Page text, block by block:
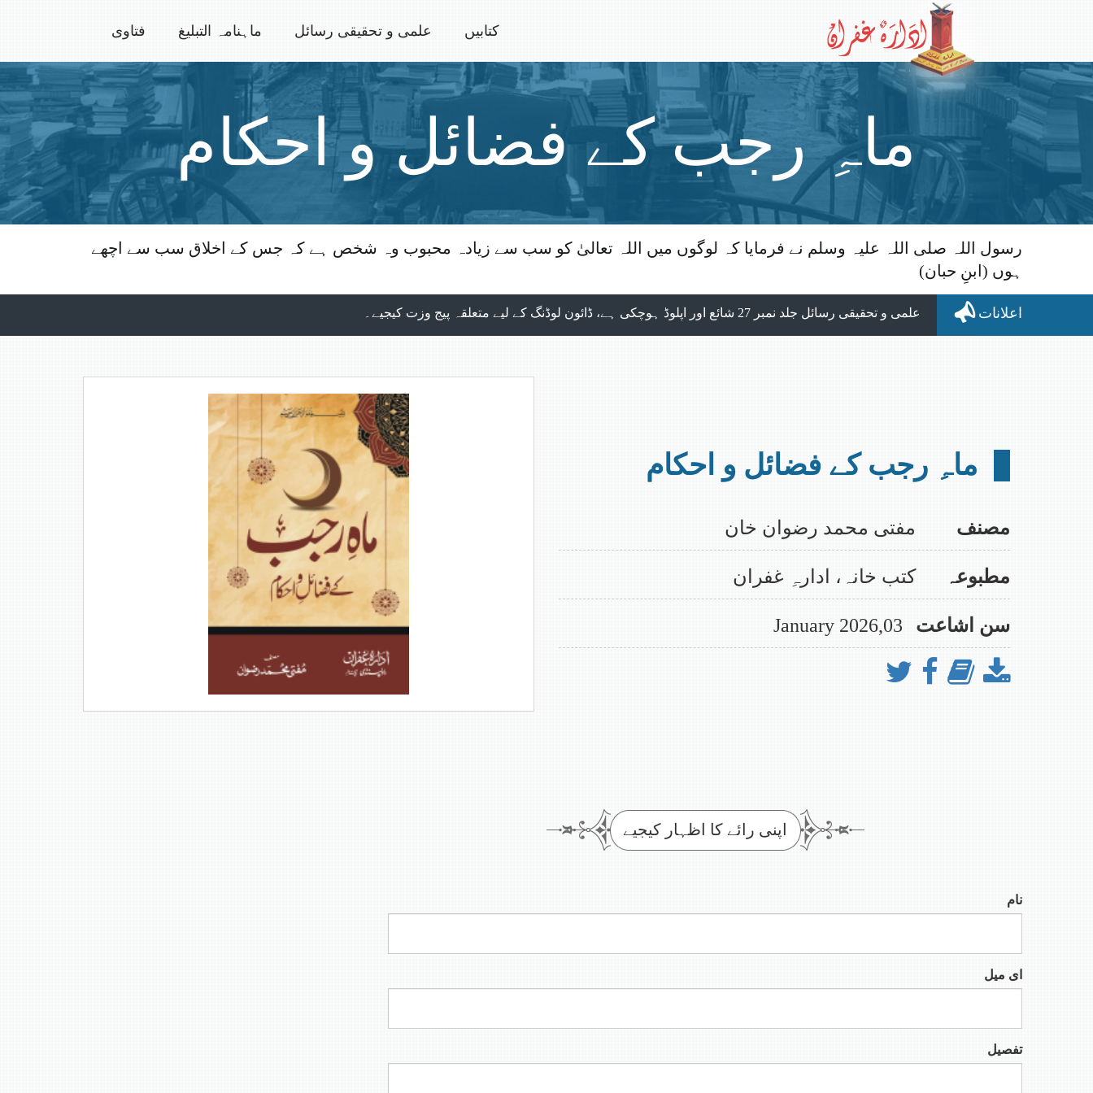
کتابیں علمی و تحقیقی رسائل ماہنامہ التبلیغ فتاوی
ماہِ رجب کے فضائل و احکام
رسول اللہ صلی اللہ علیہ وسلم نے فرمایا کہ لوگوں میں اللہ تعالیٰ کو سب سے زیادہ محبوب وہ شخص ہے کہ جس کے اخلاق سب سے اچھے
ہوں (ابنِ حبان)
اعلانات
الحمد للہ ماہنامہ التبلیغ کے تمام شماروں کی اپلوڈنگ مکمل ہوچکی ہے، جو بآسانی ویب سائٹ سے ڈائون لوڈ کیے جاسکتے ہیں۔
علمی و تحقیقی رسائل جلد نمبر 27 شائع اور اپلوڈ ہوچکی ہے، ڈائون لوڈنگ کے لیے متعلقہ پیج وزت کیجیے۔
ماہِ رجب کے فضائل و احکام
مصنف مفتی محمد رضوان خان
مطبوعہ کتب خانہ، ادارہِ غفران
سن اشاعت
اپنی رائے کا اظہار کیجیے
نام
ای میل
تفصیل